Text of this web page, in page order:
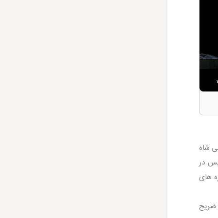
شاه
سپس در
های
سال 1368 هجری شمسی ضریح